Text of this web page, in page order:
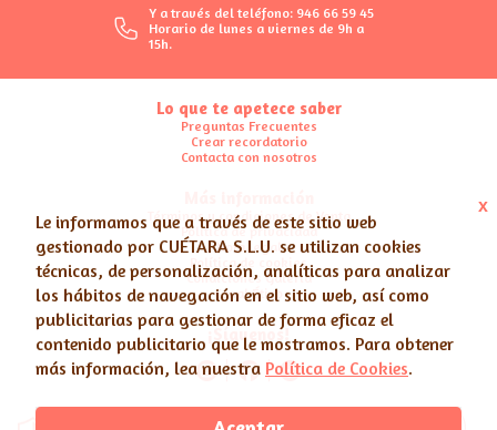
x
Le informamos que a través de este sitio web
gestionado por CUÉTARA S.L.U. se utilizan cookies
técnicas, de personalización, analíticas para analizar
los hábitos de navegación en el sitio web, así como
publicitarias para gestionar de forma eficaz el
contenido publicitario que le mostramos. Para obtener
más información, lea nuestra Política de Cookies.
Y a través del teléfono: 946 66 59 45
Horario de lunes a viernes de 9h a
15h.
Lo que te apetece saber
Preguntas Frecuentes
Crear recordatorio
Contacta con nosotros
Términos y condiciones de Venta
Política de privacidad
Nota legal
Política de cookies
Condiciones Galería
Canal Ético
¡Síguenos!